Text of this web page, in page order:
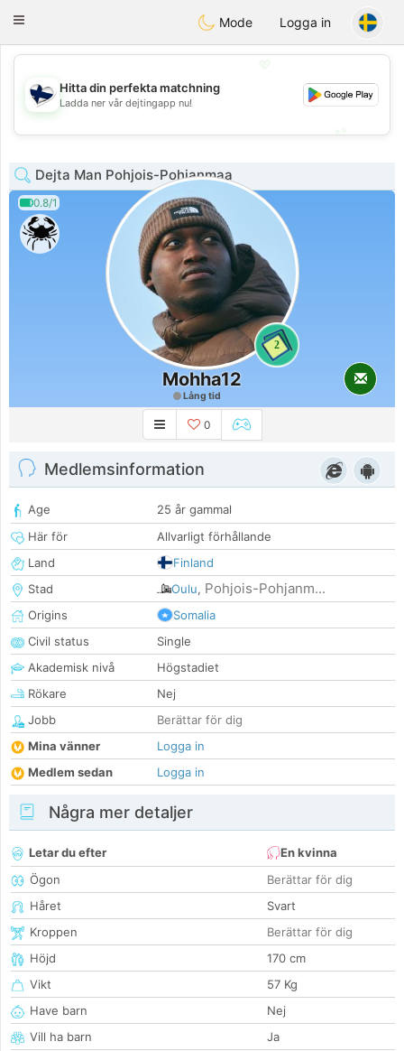
SuomenTreffit
Toggle
Mode Logga in
💖
💕
Hitta din perfekta matchning
Ladda ner vår dejtingapp nu!
Dejta Man Pohjois-Pohjanmaa
0.8/1
2
Mohha12
Lång tid
0
Medlemsinformation
Age
25 år gammal
Här för
Allvarligt förhållande
Land
Finland
Stad
Oulu, Pohjois-Pohjanm...
Origins
Somalia
Civil status
Single
Akademisk nivå
Högstadiet
Rökare
Nej
Jobb
Berättar för dig
Mina vänner
Logga in
Medlem sedan
Logga in
Några mer detaljer
Letar du efter
En kvinna
Ögon
Berättar för dig
Håret
Svart
Kroppen
Berättar för dig
Höjd
170 cm
Vikt
57 Kg
Have barn
Nej
Vill ha barn
Ja